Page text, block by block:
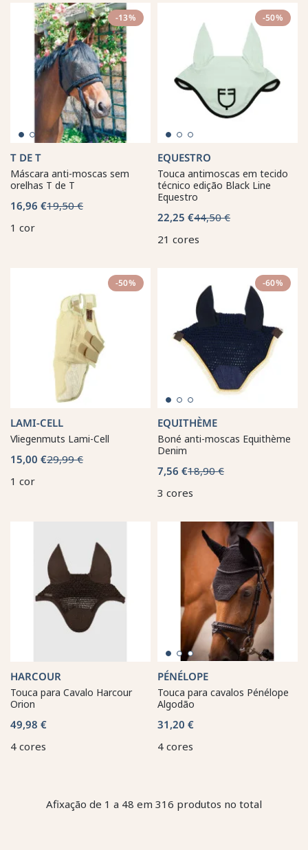
-13%
T DE T
Máscara anti-moscas sem
orelhas T de T
16,96 €19,50 €
1 cor
-50%
EQUESTRO
Touca antimoscas em tecido
técnico edição Black Line
Equestro
22,25 €44,50 €
21 cores
-50%
LAMI-CELL
Vliegenmuts Lami-Cell
15,00 €29,99 €
1 cor
-60%
EQUITHÈME
Boné anti-moscas Equithème
Denim
7,56 €18,90 €
3 cores
HARCOUR
Touca para Cavalo Harcour
Orion
49,98 €
4 cores
PÉNÉLOPE
Touca para cavalos Pénélope
Algodão
31,20 €
4 cores
Afixação de 1 a 48 em 316 produtos no total